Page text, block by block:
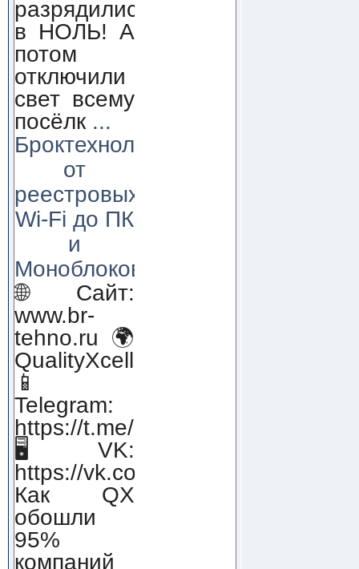
разрядились
в НОЛЬ! А
потом
отключили
свет всему
посёлк ...
Броктехнолоджи:
от
реестровых
Wi-Fi до ПК
и
Моноблоков!
🌐 Сайт:
www.br-
tehno.ru 🌍
QualityXcellence.ru
📱
Telegram:
https://t.me/qx_lab_IT
🖥 VK:
https://vk.com/qualityxcellenc
Как QX
обошли
95%
компаний